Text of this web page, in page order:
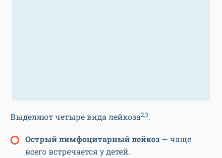
Выделяют четыре вида лейкоза2,3.
Острый лимфоцитарный лейкоз — чаще
всего встречается у детей.